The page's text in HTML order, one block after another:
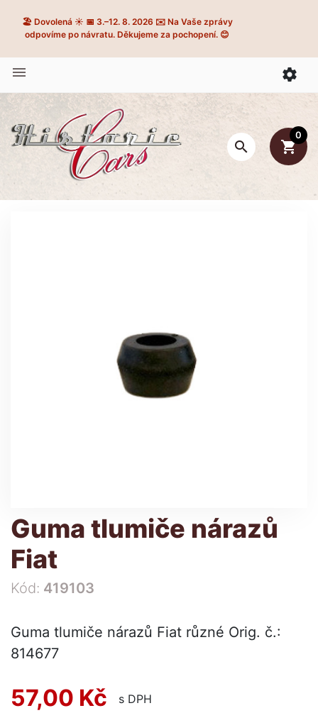
🏖️ Dovolená ☀️ 📅 3.–12. 8. 2026 ✉️ Na Vaše zprávy
odpovíme po návratu. Děkujeme za pochopení. 😊
 
 shopping_cart
0
Guma tlumiče nárazů
Fiat
Kód: 419103
Guma tlumiče nárazů Fiat různé Orig. č.:
814677
57,00 Kč s DPH